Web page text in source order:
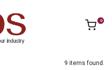
0
9 items found.